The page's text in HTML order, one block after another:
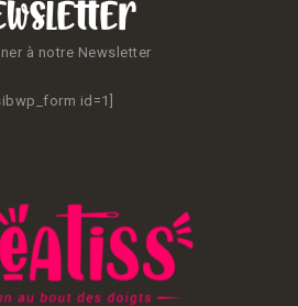
à notre Newsletter
id=1]